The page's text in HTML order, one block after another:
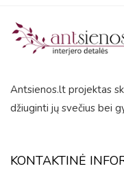
Antsienos.lt projektas
džiuginti jų svečius bei
KONTAKTINĖ